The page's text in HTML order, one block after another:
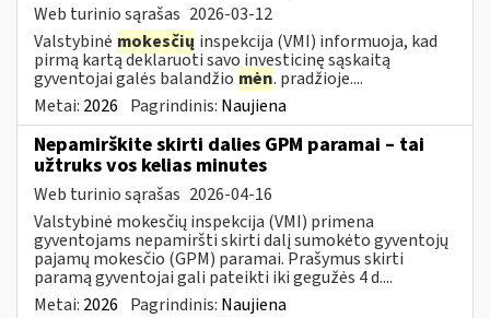
Web turinio sąrašas 2026-03-12
Valstybinė mokesčių inspekcija (VMI) informuoja, kad
pirmą kartą deklaruoti savo investicinę sąskaitą
gyventojai galės balandžio mėn. pradžioje....
Metai: 2026 Pagrindinis: Naujiena
Nepamirškite skirti dalies GPM paramai – tai
užtruks vos kelias minutes
Web turinio sąrašas 2026-04-16
Valstybinė mokesčių inspekcija (VMI) primena
gyventojams nepamiršti skirti dalį sumokėto gyventojų
pajamų mokesčio (GPM) paramai. Prašymus skirti
paramą gyventojai gali pateikti iki gegužės 4 d....
Metai: 2026 Pagrindinis: Naujiena